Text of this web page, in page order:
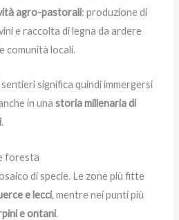
agro-pastorali: produzione di
e raccolta di legna da ardere
comunità locali.
significa quindi immergersi
in unastoria millenaria di
.
foresta
di specie. Le zone più fitte
e lecci, mentre nei punti più
e ontani.